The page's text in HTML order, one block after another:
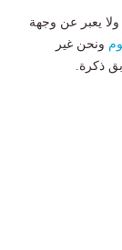
ولا يعبر عن وجهة
ونحن غير
ذكرة.